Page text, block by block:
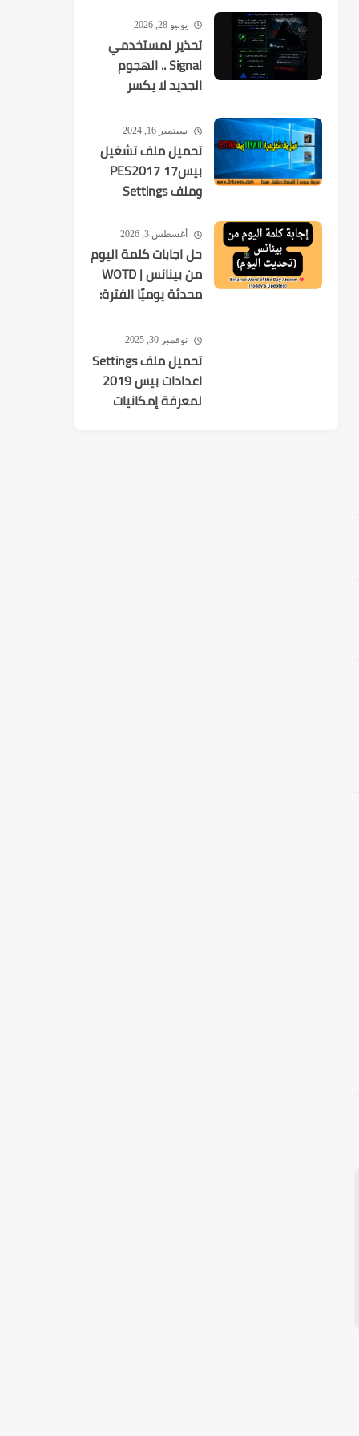
يونيو 28, 2026
تحذير لمستخدمي
Signal .. الهجوم
الجديد لا يكسر
يستهدفك
سبتمبر 16, 2024
تحميل ملف تشغيل
بيس17 PES2017
وملف Settings
أغسطس 3, 2026
حل اجابات كلمة اليوم
من بينانس | WOTD
محدثة يوميًا الفترة:
2026-08-09
نوفمبر 30, 2025
تحميل ملف Settings
اعدادات بيس 2019
لمعرفة إمكانيات